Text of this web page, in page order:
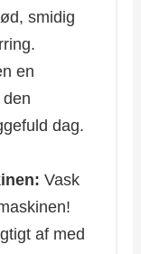
smidig
en
dag.
Vask
af med